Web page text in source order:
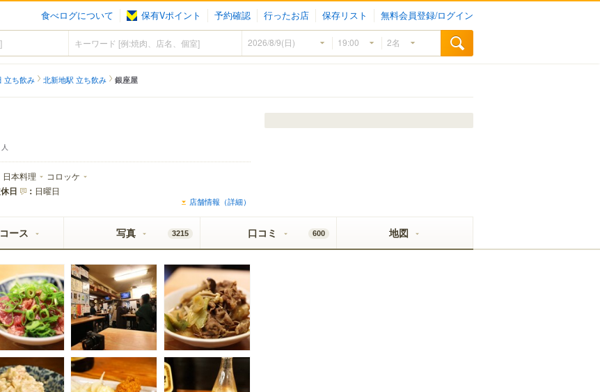
食べログについて 保有Vポイント 予約確認 行ったお店 保存リスト 無料会員登録/ログイン
立ち飲み 北新地駅 立ち飲み 銀座屋
人
日本料理 コロッケ
日 ： 日曜日
店舗情報（詳細）
ース 写真 3215 口コミ 600 地図